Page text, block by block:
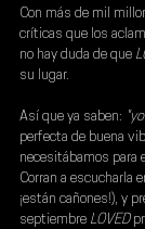
Con más de mil
críticas que los
no hay duda de que
su lugar.
Así que ya saben:
perfecta de buena
necesitábamos para
Corran a escucharla
¡están cañones!), y
septiembre LOVED